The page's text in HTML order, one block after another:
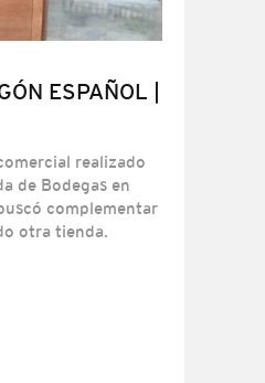
ESPAÑOL |
realizado
de Bodegas en
complementar
otra tienda.